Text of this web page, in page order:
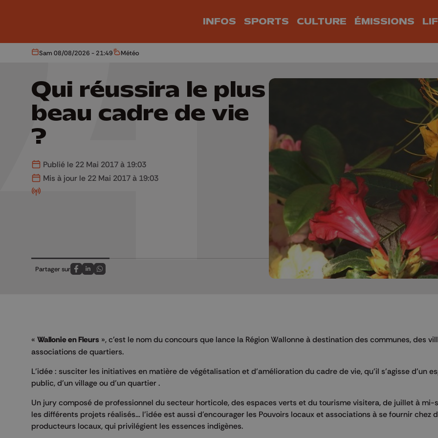
INFOS SPORTS CULTURE ÉMISSIONS
Aujourd'hui
Sam 08/08/2026 - 21:49 Météo
Météo
Qui réussira le plus
beau cadre de vie
?
Publié le 22 Mai 2017 à 19:03
Mis à jour le 22 Mai 2017 à 19:03
Partager sur
Partagez sur FaceBook
Partagez sur LinkedIn
Partagez sur Whatsapp
« Wallonie en Fleurs », c'est le nom du concours que lance la Région Wallonne à destination des communes, des
associations de quartiers.
L'idée : susciter les initiatives en matière de végétalisation et d'amélioration du cadre de vie, qu'il s'agisse d'un
public, d'un village ou d'un quartier .
Un jury composé de professionnel du secteur horticole, des espaces verts et du tourisme visitera, de juillet à
les différents projets réalisés… l'idée est aussi d'encourager les Pouvoirs locaux et associations à se fournir chez
producteurs locaux, qui privilégient les essences indigènes.